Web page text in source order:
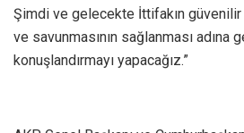
Şimdi ve gelecekte İttifakın güvenilir
ve savunmasının sağlanması adına
konuşlandırmayı yapacağız.”